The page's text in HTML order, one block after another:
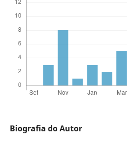
Biografia do Autor